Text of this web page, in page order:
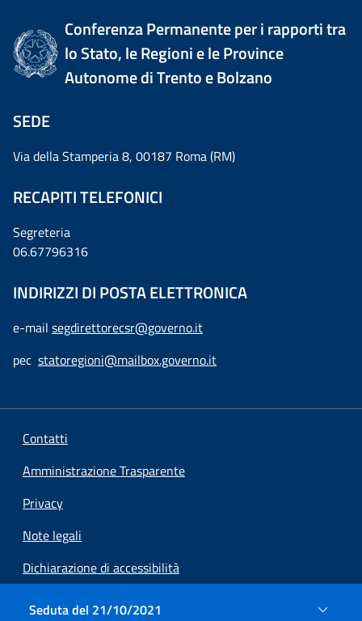
Seduta del 21/10/2021
Conferenza Permanente per i rapporti tra
lo Stato, le Regioni e le Province
Autonome di Trento e Bolzano
SEDE
Via della Stamperia 8, 00187 Roma (RM)
RECAPITI TELEFONICI
Segreteria
06.67796316
INDIRIZZI DI POSTA ELETTRONICA
e-mail segdirettorecsr@governo.it
pec statoregioni@mailbox.governo.it
Contatti
Amministrazione Trasparente
Privacy
Note legali
Dichiarazione di accessibilità
Preferenze cookie